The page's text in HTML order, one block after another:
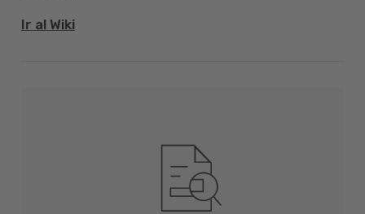
Ir al Wiki